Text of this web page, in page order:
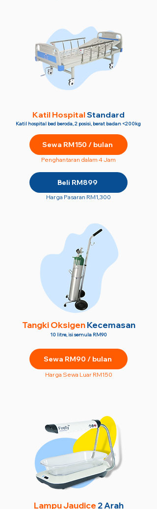
Katil HospitalStandard
Katil hospital bed beroda, 2 posisi, berat badan <200kg
Sewa RM150 / bulan
Penghantaran dalam 4 Jam
Beli RM899
Harga Pasaran RM1,300
Tangki OksigenKecemasan
10 litre, isi semula RM90
Sewa RM90 / bulan
Harga Sewa Luar RM150
Lampu Jaudice 2 Arah